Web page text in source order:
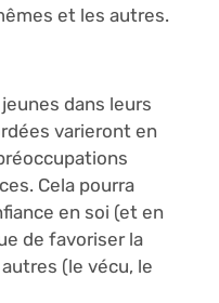
et les autres.
dans leurs
varieront en
Cela pourra
en soi (et en
de favoriser la
(le vécu, le